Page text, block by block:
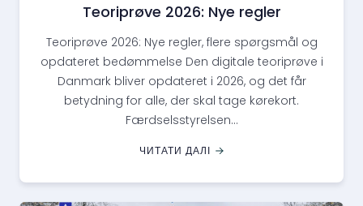
Teoriprøve 2026: Nye regler
Teoriprøve 2026: Nye regler, flere spørgsmål og
opdateret bedømmelse Den digitale teoriprøve i
Danmark bliver opdateret i 2026, og det får
betydning for alle, der skal tage kørekort.
Færdselsstyrelsen...
ЧИТАТИ ДАЛІ